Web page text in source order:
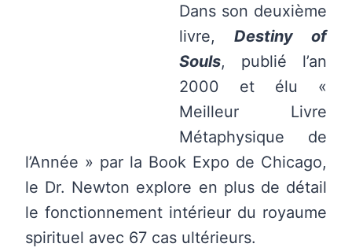
Dans son deuxième
livre, Destiny of
Souls, publié l’an
2000 et élu «
Meilleur Livre
Métaphysique de
l’Année » par la Book Expo de Chicago,
le Dr. Newton explore en plus de détail
le fonctionnement intérieur du royaume
spirituel avec 67 cas ultérieurs.